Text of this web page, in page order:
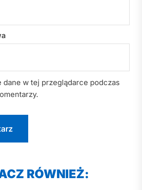
dane w tej przeglądarce podczas
RÓWNIEŻ: